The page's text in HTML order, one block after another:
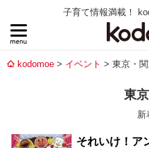
子育て情報満載！
kodomoe イベント 東京・
東
新
それいけ！ア